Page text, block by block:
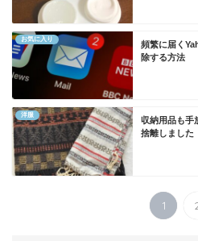
お気に入り
頻繁に届く
除する方法
洋服
収納用品も手
捨離しました
1